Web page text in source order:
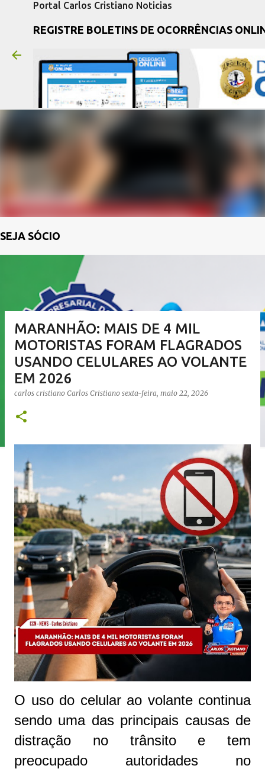
Portal Carlos Cristiano Noticias
REGISTRE BOLETINS DE OCORRÊNCIAS
SEJA SÓCIO
MARANHÃO: MAIS DE 4 MIL
MOTORISTAS FORAM FLAGRADOS
USANDO CELULARES AO VOLANTE
EM 2026
carlos cristiano Carlos Cristiano sexta-feira, maio 22, 2026
O uso do celular ao volante continua
sendo uma das principais causas de
distração no trânsito e tem
preocupado autoridades no